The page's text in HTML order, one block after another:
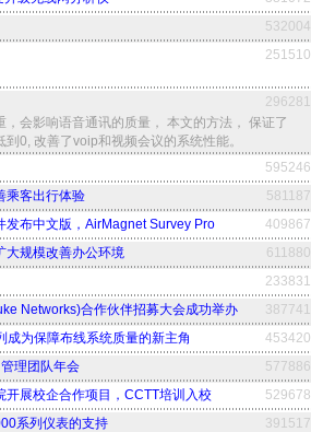
532004
251510
296281
会影响语音通讯的质量， 本文的方法， 保证了
0, 改善了voip和视频会议的系统性能。
595246
乘客出行体验
581187
发布中文版，AirMagnet Survey Pro
409867
大规模改善办公环境
611880
233831
Networks)合作伙伴招募大会成功举办
387741
成为保障布线系统质量的新主角
453420
理团队年会
577886
展校企合作项目，CCTT培训入校
529678
系列仪表的支持
391517